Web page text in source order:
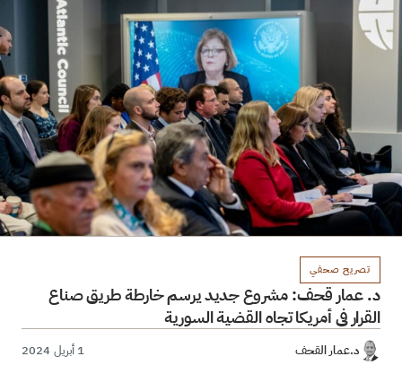
تصريح صحفي
د. عمار قحف: مشروع جديد يرسم خارطة طريق صناع
القرار في أمريكا تجاه القضية السورية
د.عمار القحف 1 أبريل 2024